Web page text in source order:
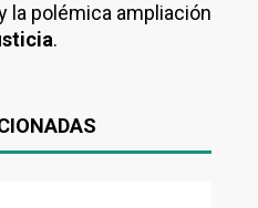
la polémica ampliación
.